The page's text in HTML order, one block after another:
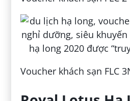
Voucher khách sạn FLC